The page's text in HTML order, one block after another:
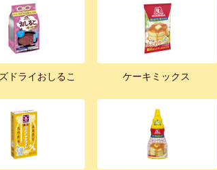
ドライおしるこ ケーキミックス